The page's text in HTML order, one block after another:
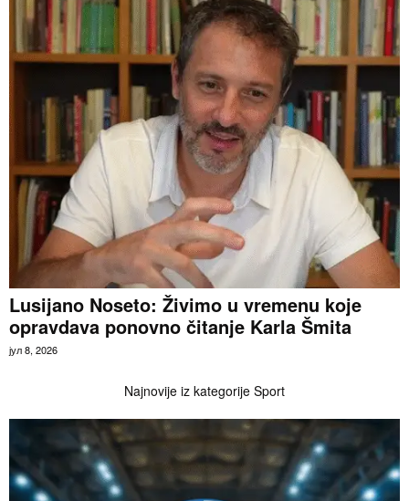
Lusijano Noseto: Živimo u vremenu koje
opravdava ponovno čitanje Karla Šmita
јул 8, 2026
Najnovije iz kategorije Sport